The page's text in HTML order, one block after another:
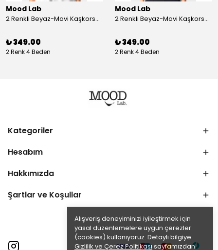
Alışveriş deneyiminizi iyileştirmek için
yasal düzenlemelere uygun çerezler
(cookies) kullanıyoruz. Detaylı bilgiye
Gizlilik ve Çerez Politikası sayfamızdan
Mood Lab
2 Renkli Beyaz-Mavi Kaşkorse Asimetrik Crop Atlet Bluz Top - beyaz-mavi
₺ 349.00
2 Renk 4 Beden
Mood Lab
2 Renkli Beyaz-Mavi Kaşkorse Asimetrik Crop Atlet Bluz Top - siyah-bej
₺ 349.00
2 Renk 4 Beden
Kategoriler
Hesabım
Hakkımızda
Şartlar ve Koşullar